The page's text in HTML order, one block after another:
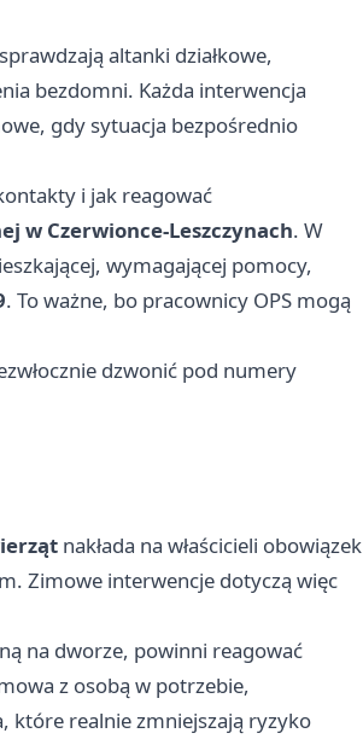
altanki działkowe,
bezdomni. Każda interwencja
gdy sytuacja bezpośrednio
i jak reagować
w Czerwionce-Leszczynach. W
wymagającej pomocy,
. To ważne, bo pracownicy OPS mogą
dzwonić pod numery
nakłada na właścicieli obowiązek
Zimowe interwencje dotyczą więc
na dworze, powinni reagować
z osobą w potrzebie,
które realnie zmniejszają ryzyko